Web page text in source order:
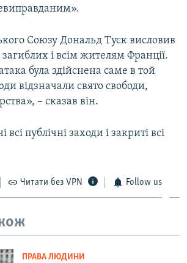
Союзу Дональд Туск висловив
загиблих і всім жителям Франції.
була здійснена саме в той
відзначали свято свободи,
– сказав він.
всі публічні заходи і закриті всі
Читати без VPN Follow us
ПРАВА ЛЮДИНИ